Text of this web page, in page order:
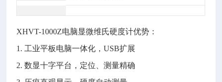
XHVT-1000Z电脑显微维氏硬度计优势：
1. 工业平板电脑一体化，USB扩展
2. 数显十字平台，定位、测量精确